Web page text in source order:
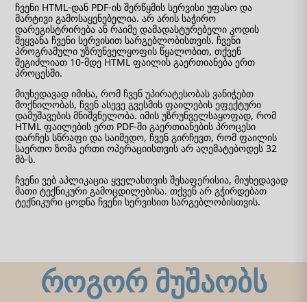
ჩვენი HTML-დან PDF-ის შერწყმის სერვისი უფასო და
მარტივი გამოსაყენებელია. არ არის საჭირო
დარეგისტრირება ან რაიმე დამადასტურებელი კოდის
შეყვანა ჩვენი სერვისით სარგებლობისთვის. ჩვენი
პროგრამული უზრუნველყოფის წყალობით, თქვენ
შეგიძლიათ 10-მდე HTML ფაილის გაერთიანება ერთ
პროცესში.
მიუხედავად იმისა, რომ ჩვენ უპირატესობას ვანიჭებთ
მოქნილობას, ჩვენ ასევე გვესმის ფაილების ეფექტური
დამუშავების მნიშვნელობა. იმის უზრუნველსაყოფად, რომ
HTML ფაილების ერთ PDF-ში გაერთიანების პროცესი
დარჩეს სწრაფი და საიმედო, ჩვენ გირჩევთ, რომ ფაილის
საერთო ზომა ერთი ოპერაციისთვის არ აღემატებოდეს 32
მბ-ს.
ჩვენი ვებ აპლიკაცია ყველასთვის შესაფერისია, მიუხედავად
მათი ტექნიკური გამოცდილებისა. თქვენ არ გჭირდებათ
ტექნიკური ცოდნა ჩვენი სერვისით სარგებლობისთვის.
როგორ მუშაობს